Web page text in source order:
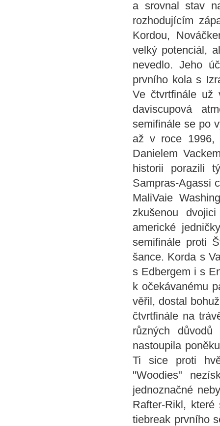
a srovnal stav
rozhodujícím
Kordou,
velký potenciál,
nevedlo. Jeho
prvního kola s
Ve čtvrtfinále už
daviscupová
semifinále se po
až v roce 1996,
Danielem
historii porazili
Sampras-Agassi
MaliVaie
zkušenou
americké
semifinále proti
šance. Korda s
s Edbergem i s
k očekávanému
věřil, dostal
čtvrtfinále na
různých
nastoupila
Ti sice proti
"Woodies"
jednoznačné
Rafter-Rikl,
tiebreak prvního